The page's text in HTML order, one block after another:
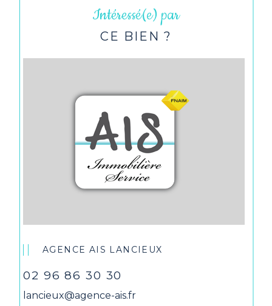
Intéressé(e) par
CE BIEN ?
AGENCE AIS LANCIEUX
02 96 86 30 30
lancieux@agence-ais.fr